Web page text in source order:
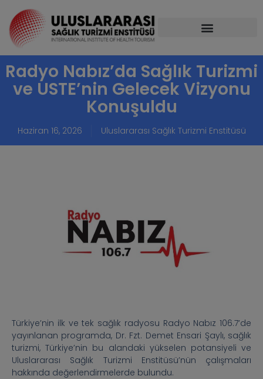
Radyo Nabız’da Sağlık Turizmi
ve USTE’nin Gelecek Vizyonu
Konuşuldu
Haziran 16, 2026 Uluslararası Sağlık Turizmi Enstitüsü
Türkiye’nin ilk ve tek sağlık radyosu Radyo Nabız 106.7’de
yayınlanan programda, Dr. Fzt. Demet Ensari Şaylı, sağlık
turizmi, Türkiye’nin bu alandaki yükselen potansiyeli ve
Uluslararası Sağlık Turizmi Enstitüsü’nün çalışmaları
hakkında değerlendirmelerde bulundu.